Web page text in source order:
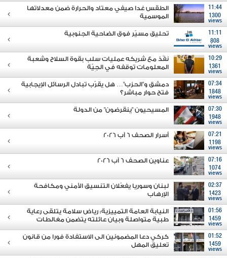
11:44
1300
views
الطقس غدا صيفي معتاد والحرارة ضمن معدلاتها
الموسمية
11:11
808
views
تحليق مسيّر فوق الضاحية الجنوبية
10:29
1361
views
نفّذ مع شريكه عمليات سلب بقوة السلاح وشعبة
المعلومات توقفه في الجِيّة
07:34
1848
views
دمشق و"الحزب"… هل يقرّب تبادل الرسائل الإيجابية
فتح حوار مباشر؟
07:30
1948
views
المسيحيون "ينقرضون" من الدولة
07:21
1198
views
أسرار الصحف 6 آب 2026
07:16
1074
views
عناوين الصحف 6 آب 2026
02:37
1423
views
لبنان وسوريا يفعّلان التنسيق الأمني ومكافحة
الإرهاب
01:56
1459
views
النيابة العامة التمييزية: رياض سلامة يتلقى رعاية
طبية متواصلة وبيان عائلته يتضمن مغالطات
01:52
1459
views
كركي دعا المضمونين الى الاستفادة فورا من قانون
تعليق المهل